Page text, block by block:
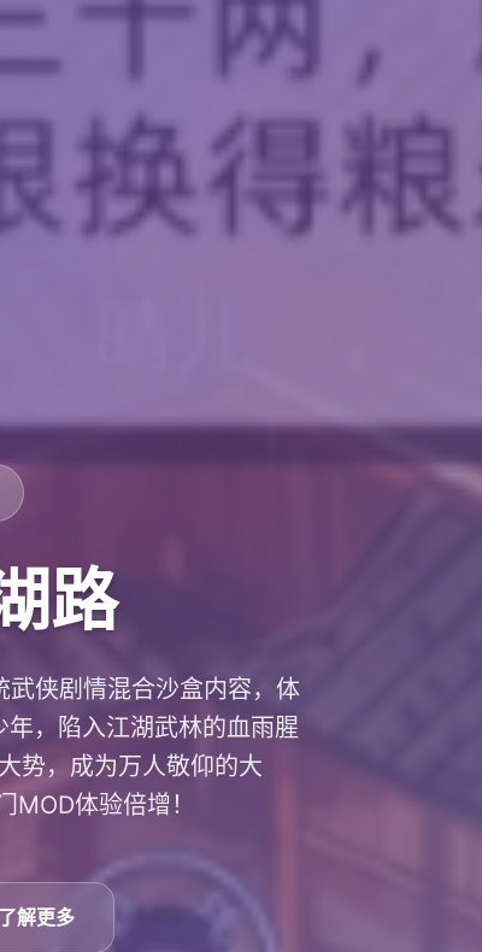
路
武侠剧情混合沙盒内容，体
，陷入江湖武林的血雨腥
势，成为万人敬仰的大
体验倍增！
了解更多